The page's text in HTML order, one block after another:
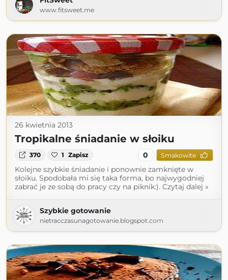
www.fitsweet.me
26 kwietnia 2013
Tropikalne śniadanie w słoiku
370 1 Zapisz 0 Smakowite
Kolejne szybkie śniadanie i ponownie zamknięte w
słoiku. Spodobała mi się taka forma, bo najwygodniej
zabrać je ze sobą do pracy czy na piknik:). Czytaj dalej »
Szybkie gotowanie
nietracczasunagotowanie.blogspot.com